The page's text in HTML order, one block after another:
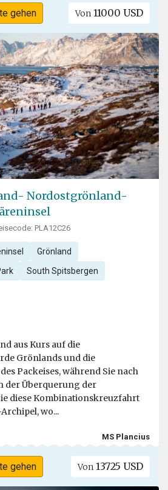
gehen Von 11000 USD
Nordostgrönland-
PLA12C26
Grönland
South Spitsbergen
aus Kurs auf die
Grönlands und die
Packeises, während Sie nach
der Überquerung der
diese Kombinationskreuzfahrt
wo...
MS Plancius
gehen Von 13725 USD